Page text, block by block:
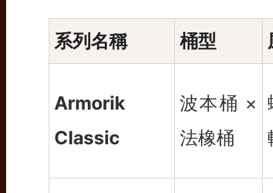
系列名稱 桶型
Armorik
Classic
波本桶 ×
法橡桶